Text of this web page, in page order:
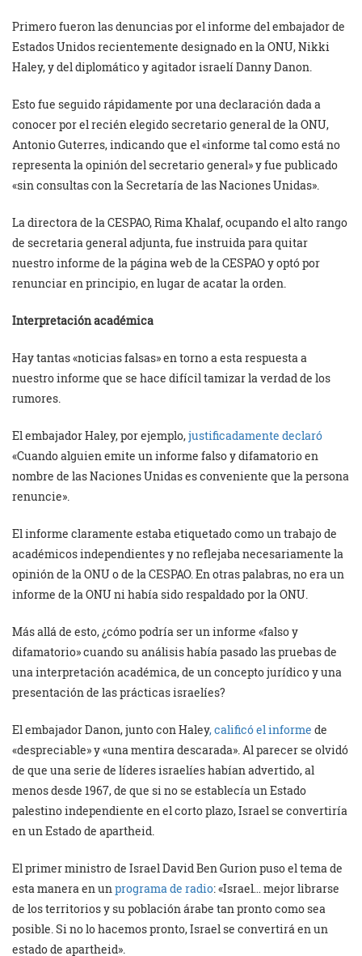
Primero fueron las denuncias por el informe del embajador de
Estados Unidos recientemente designado en la ONU, Nikki
Haley, y del diplomático y agitador israelí Danny Danon.
Esto fue seguido rápidamente por una declaración dada a
conocer por el recién elegido secretario general de la ONU,
Antonio Guterres, indicando que el «informe tal como está no
representa la opinión del secretario general» y fue publicado
«sin consultas con la Secretaría de las Naciones Unidas».
La directora de la CESPAO, Rima Khalaf, ocupando el alto rango
de secretaria general adjunta, fue instruida para quitar
nuestro informe de la página web de la CESPAO y optó por
renunciar en principio, en lugar de acatar la orden.
Interpretación académica
Hay tantas «noticias falsas» en torno a esta respuesta a
nuestro informe que se hace difícil tamizar la verdad de los
rumores.
El embajador Haley, por ejemplo,justificadamente declaró
«Cuando alguien emite un informe falso y difamatorio en
nombre de las Naciones Unidas es conveniente que la persona
renuncie».
El informe claramente estaba etiquetado como un trabajo de
académicos independientes y no reflejaba necesariamente la
opinión de la ONU o de la CESPAO. En otras palabras, no era un
informe de la ONU ni había sido respaldado por la ONU.
Más allá de esto, ¿cómo podría ser un informe «falso y
difamatorio» cuando su análisis había pasado las pruebas de
una interpretación académica, de un concepto jurídico y una
presentación de las prácticas israelíes?
El embajador Danon, junto con Haley, calificó el informe de
«despreciable» y «una mentira descarada». Al parecer se olvidó
de que una serie de líderes israelíes habían advertido, al
menos desde 1967, de que si no se establecía un Estado
palestino independiente en el corto plazo, Israel se convertiría
en un Estado de apartheid.
El primer ministro de Israel David Ben Gurion puso el tema de
esta manera en unprograma de radio: «Israel… mejor librarse
de los territorios y su población árabe tan pronto como sea
posible. Si no lo hacemos pronto, Israel se convertirá en un
estado de apartheid».